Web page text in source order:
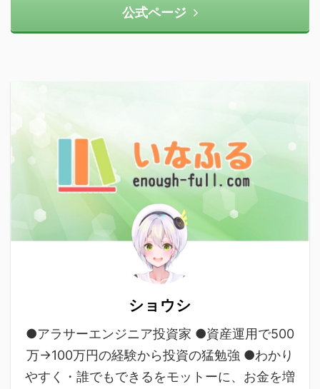
公式ページ
ショウシ
●アラサーエンジニア投資家 ●資産運用で500
万→100万円の経験から投資の猛勉強 ●わかり
やすく・誰でもできるをモットーに、お金を増